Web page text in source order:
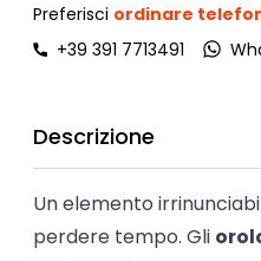
Preferisci ordinare
+39 391 7713491
Descrizione
Un elemento
perdere tempo. Gli